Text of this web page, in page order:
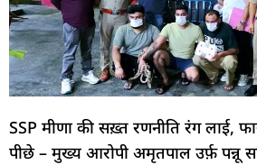
SSP मीणा की सख़्त रणनीति रंग लाई,
पीछे – मुख्य आरोपी अमृतपाल उर्फ़ पन्नू